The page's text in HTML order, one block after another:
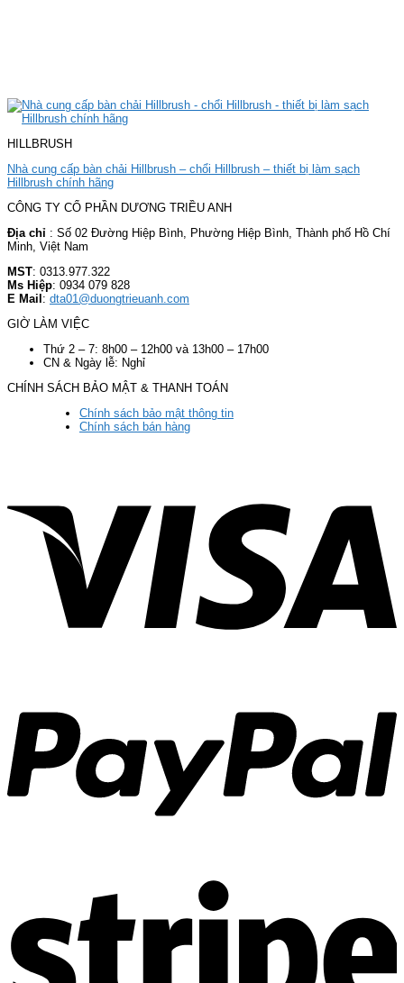
HILLBRUSH
Nhà cung cấp bàn chải Hillbrush – chổi Hillbrush – thiết bị làm sạch
Hillbrush chính hãng
CÔNG TY CỔ PHẦN DƯƠNG TRIỀU ANH
Địa chỉ : Số 02 Đường Hiệp Bình, Phường Hiệp Bình, Thành phố Hồ Chí
Minh, Việt Nam
MST: 0313.977.322
Ms Hiệp: 0934 079 828
E Mail: dta01@duongtrieuanh.com
GIỜ LÀM VIỆC
Thứ 2 – 7: 8h00 – 12h00 và 13h00 – 17h00
CN & Ngày lễ: Nghỉ
CHÍNH SÁCH BẢO MẬT & THANH TOÁN
Chính sách bảo mật thông tin
Chính sách bán hàng